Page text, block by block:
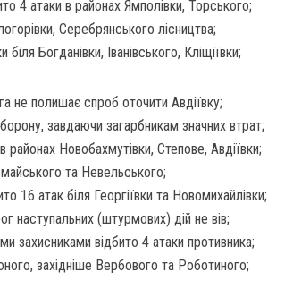
4 атаки в районах Ямполівки, Торського;
Серебрянського лісництва;
Богданівки, Іванівського, Кліщіївки;
не полишає спроб оточити Авдіївку;
завдаючи загарбникам значних втрат;
Новобахмутівки, Степове, Авдіївки;
та Невельського;
16 атак біля Георгіївки та Новомихайлівки;
наступальних (штурмових) дій не вів;
захисниками відбито 4 атаки противника;
західніше Вербового та Роботиного;